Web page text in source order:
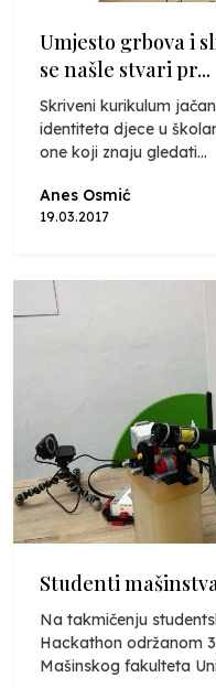
Umjesto grbova i
se našle stvari pr...
Skriveni kurikulum
identiteta djece u
one koji znaju gledati...
Anes Osmić
19.03.2017
Studenti
Na takmičenju
Hackathon održanom
Mašinskog fakulteta